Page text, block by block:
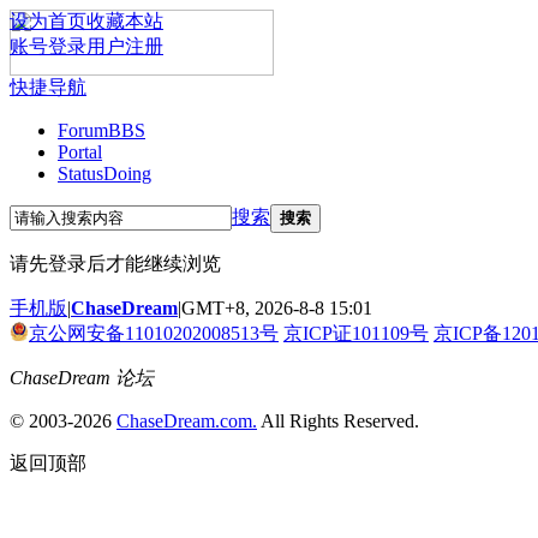
设为首页收藏本站
账号登录用户注册
快捷导航
ForumBBS
Portal
StatusDoing
搜索 搜索
请先登录后才能继续浏览
手机版|ChaseDream|GMT+8, 2026-8-8 15:01
京公网安备11010202008513号 京ICP证101109号 京ICP备
ChaseDream 论坛
© 2003-2026 ChaseDream.com. All Rights Reserved.
返回顶部